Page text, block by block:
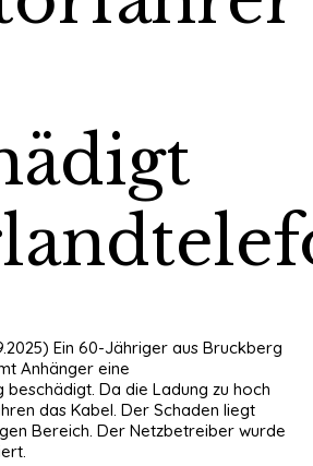
Ein 60-Jähriger aus Bruckberg
Anhänger eine
Da die Ladung zu hoch
das Kabel. Der Schaden liegt
Bereich. Der Netzbetreiber wurde